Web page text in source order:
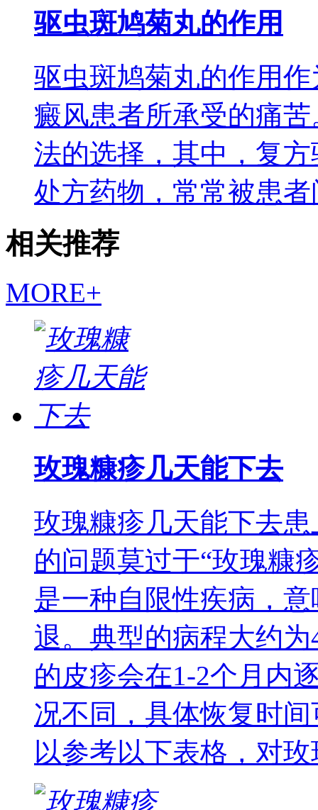
驱虫斑鸠菊丸的作用
驱虫斑鸠菊丸的作用
癜风患者所承受的痛
法的选择，其中，复
处方药物，常常被患
相关推荐
MORE+
玫瑰糠疹几天能下去
玫瑰糠疹几天能下去
的问题莫过于“玫瑰糠
是一种自限性疾病，
退。典型的病程大约
的皮疹会在1-2个月内
况不同，具体恢复时
以参考以下表格，对